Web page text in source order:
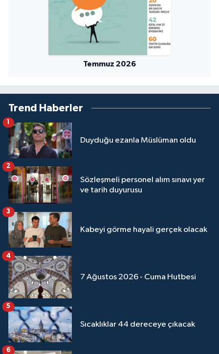
Temmuz 2026
Trend Haberler
Duyduğu ezanla Müslüman oldu
1
Sözleşmeli personel alım sınavı yer
ve tarih duyurusu
2
Kabeyi görme hayali gerçek olacak
3
7 Ağustos 2026 - Cuma Hutbesi
4
Sıcaklıklar 44 dereceye çıkacak
5
6